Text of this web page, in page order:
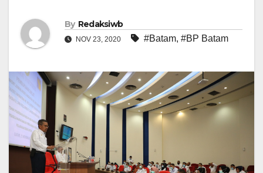
By Redaksiwb
NOV 23, 2020 #Batam, #BP Batam